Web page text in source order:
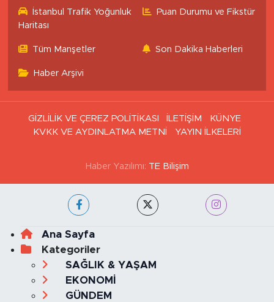
İstanbul Trafik Yoğunluk
Haritası
Puan Durumu ve Fikstür
Tüm Manşetler Son Dakika Haberleri
Haber Arşivi
GİZLİLİK VE ÇEREZ POLİTİKASI İLETİŞİM
KÜNYE
KVKK VE AYDINLATMA METNİ
YAYIN İLKELERİ
Haber Yazılımı: TE Bilişim
Ana Sayfa
Kategoriler
SAĞLIK & YAŞAM
EKONOMİ
GÜNDEM